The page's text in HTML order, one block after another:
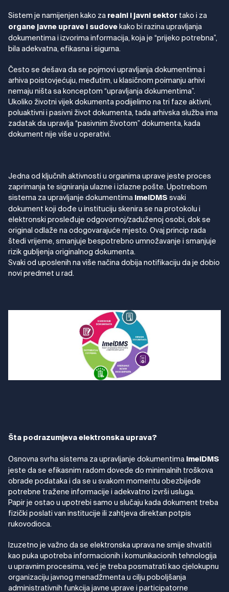
Sistem je namijenjen kako za realni i javni sektor tako i za
organe javne uprave i sudove kako bi razina upravljanja
dokumentima i izvorima informacija, koja je “prijeko potrebna”,
bila adekvatna, efikasna i sigurna.
Često se dešava da se pojmovi upravljanja dokumentima i
arhiva poistovjećuju, međutim, u klasičnom poimanju arhivi
nemaju ništa sa konceptom “upravljanja dokumentima”.
Ukoliko životni vijek dokumenta podijelimo na tri faze aktivni,
poluaktivni i pasivni život dokumenta, tada arhivska služba ima
zadatak da upravlja “pasivnim životom” dokumenta, kada
dokument nije više u operativi.
Jedna od ključnih aktivnosti u organima uprave jeste proces
zaprimanja te signiranja ulazne i izlazne pošte. Upotrebom
sistema za upravljanje dokumentima ImelDMS svaki
dokument koji dođe u instituciju skenira se na protokolu i
elektronski prosleđuje odgovornoj/zaduženoj osobi, dok se
original odlaže na odogovarajuće mjesto. Ovaj princip rada
štedi vrijeme, smanjuje bespotrebno umnožavanje i smanjuje
rizik gubljenja originalnog dokumenta.
Svaki od uposlenih na više načina dobija notifikaciju da je dobio
novi predmet u rad.
Šta podrazumjeva elektronska uprava?
Osnovna svrha sistema za upravljanje dokumentima ImelDMS
jeste da se efikasnim radom dovede do minimalnih troškova
obrade podataka i da se u svakom momentu obezbijede
potrebne tražene informacije i adekvatno izvrši usluga.
Papir je ostao u upotrebi samo u slučaju kada dokument treba
fizički poslati van institucije ili zahtjeva direktan potpis
rukovodioca.
Izuzetno je važno da se elektronska uprava ne smije shvatiti
kao puka upotreba informacionih i komunikacionih tehnologija
u upravnim procesima, već je treba posmatrati kao cjelokupnu
organizaciju javnog menadžmenta u cilju poboljšanja
administrativnih funkcija javne uprave i participatorne